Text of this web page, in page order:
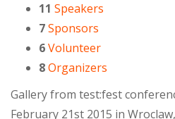
11 Speakers
7Sponsors
6Volunteer
8Organizers
Gallery from test:fest
February 21st 2015 in